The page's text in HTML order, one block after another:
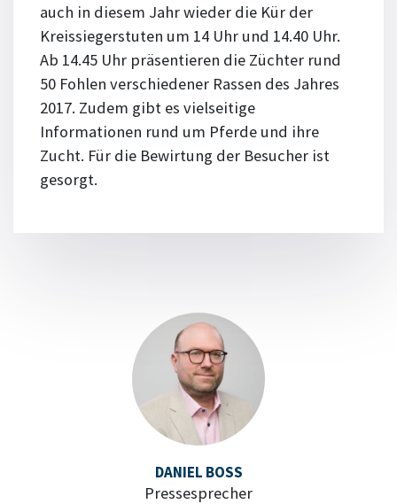
DANIEL BOSS
Pressesprecher
auch in diesem Jahr wieder die Kür der
Kreissiegerstuten um 14 Uhr und 14.40 Uhr.
Ab 14.45 Uhr präsentieren die Züchter rund
50 Fohlen verschiedener Rassen des Jahres
2017. Zudem gibt es vielseitige
Informationen rund um Pferde und ihre
Zucht. Für die Bewirtung der Besucher ist
gesorgt.